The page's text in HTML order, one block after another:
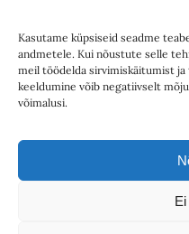
Kasutame küpsiseid seadme
andmetele. Kui nõustute selle
meil töödelda sirvimiskäitumist
keeldumine võib negatiivselt
võimalusi.
Kultuurileht 1994-1997
Reede 1989-1990
Sirp ja Vasar 1940-1989
Teksti- ja andmekaeve